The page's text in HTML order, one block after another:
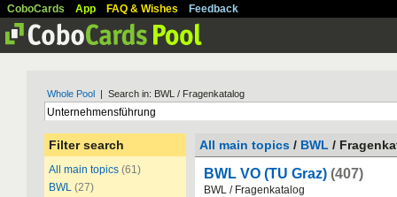
CoboCards App FAQ & Wishes Feedback
Whole Pool | Search in: BWL / Fragenkatalog
Filter search
All main topics (61)
BWL (27)
All main topics / BWL /
BWL VO (TU Graz) (407)
BWL / Fragenkatalog